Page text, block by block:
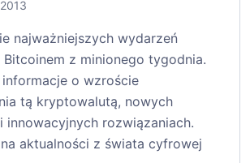
najważniejszych wydarzeń
z minionego tygodnia.
o wzroście
tą kryptowalutą, nowych
innowacyjnych rozwiązaniach.
aktualności z świata cyfrowej